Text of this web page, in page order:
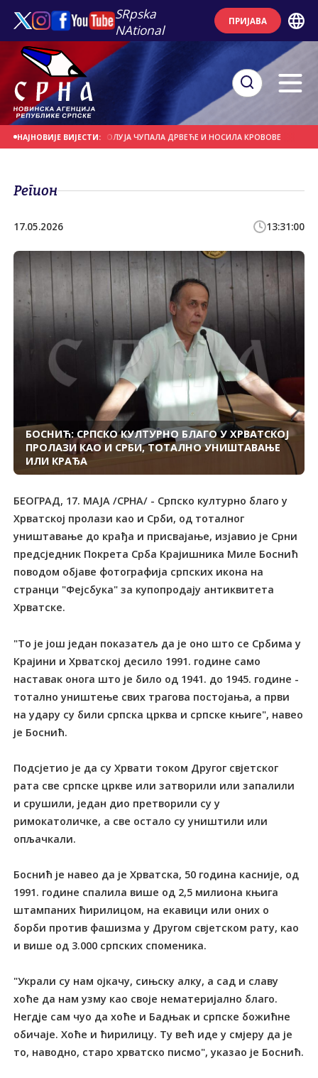
SRpska
NAtional
ПРИЈАВА
НАЈНОВИЈЕ ВИЈЕСТИ:
ДАНАШЊИ ДАН ОЛУЈА ЧУПАЛА ДРВЕЋЕ И НОСИЛА КРОВОВЕ ЈАКИ
Регион
17.05.2026 13:31:00
БОСНИЋ: СРПСКО КУЛТУРНО БЛАГО У ХРВАТСКОЈ
ПРОЛАЗИ КАО И СРБИ, ТОТАЛНО УНИШТАВАЊЕ
ИЛИ КРАЂА
БЕОГРАД, 17. МАЈА /СРНА/ - Српско културно благо у
Хрватској пролази као и Срби, од тоталног
уништавање до крађа и присвајање, изјавио је Срни
предсједник Покрета Срба Крајишника Миле Боснић
поводом објаве фотографија српских икона на
странци "Фејсбука" за купопродају антиквитета
Хрватске.
"То је још један показатељ да је оно што се Србима у
Крајини и Хрватској десило 1991. године само
наставак онога што је било од 1941. до 1945. године -
тотално уништење свих трагова постојања, а први
на удару су били српска црква и српске књиге", навео
је Боснић.
Подсјетио је да су Хрвати током Другог свјетског
рата све српске цркве или затворили или запалили
и срушили, један дио претворили су у
римокатоличке, а све остало су уништили или
опљачкали.
Боснић је навео да је Хрватска, 50 година касније, од
1991. године спалила више од 2,5 милиона књига
штампаних ћирилицом, на екавици или оних о
борби против фашизма у Другом свјетском рату, као
и више од 3.000 српских споменика.
"Украли су нам ојкачу, сињску алку, а сад и славу
хоће да нам узму као своје нематеријално благо.
Негдје сам чуо да хоће и Бадњак и српске божићне
обичаје. Хоће и ћирилицу. Ту већ иде у смјеру да је
то, наводно, старо хрватско писмо", указао је Боснић.